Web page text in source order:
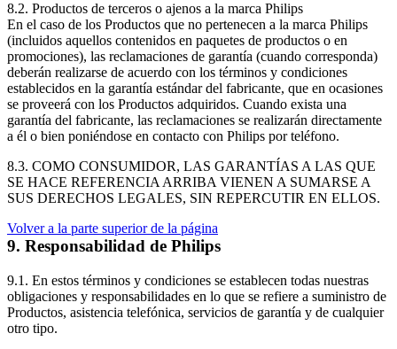
8.2. Productos de terceros o ajenos a la marca Philips
En el caso de los Productos que no pertenecen a la marca Philips
(incluidos aquellos contenidos en paquetes de productos o en
promociones), las reclamaciones de garantía (cuando corresponda)
deberán realizarse de acuerdo con los términos y condiciones
establecidos en la garantía estándar del fabricante, que en ocasiones
se proveerá con los Productos adquiridos. Cuando exista una
garantía del fabricante, las reclamaciones se realizarán directamente
a él o bien poniéndose en contacto con Philips por teléfono.
8.3. COMO CONSUMIDOR, LAS GARANTÍAS A LAS QUE
SE HACE REFERENCIA ARRIBA VIENEN A SUMARSE A
SUS DERECHOS LEGALES, SIN REPERCUTIR EN ELLOS.
Volver a la parte superior de la página
9. Responsabilidad de Philips
9.1. En estos términos y condiciones se establecen todas nuestras
obligaciones y responsabilidades en lo que se refiere a suministro de
Productos, asistencia telefónica, servicios de garantía y de cualquier
otro tipo.